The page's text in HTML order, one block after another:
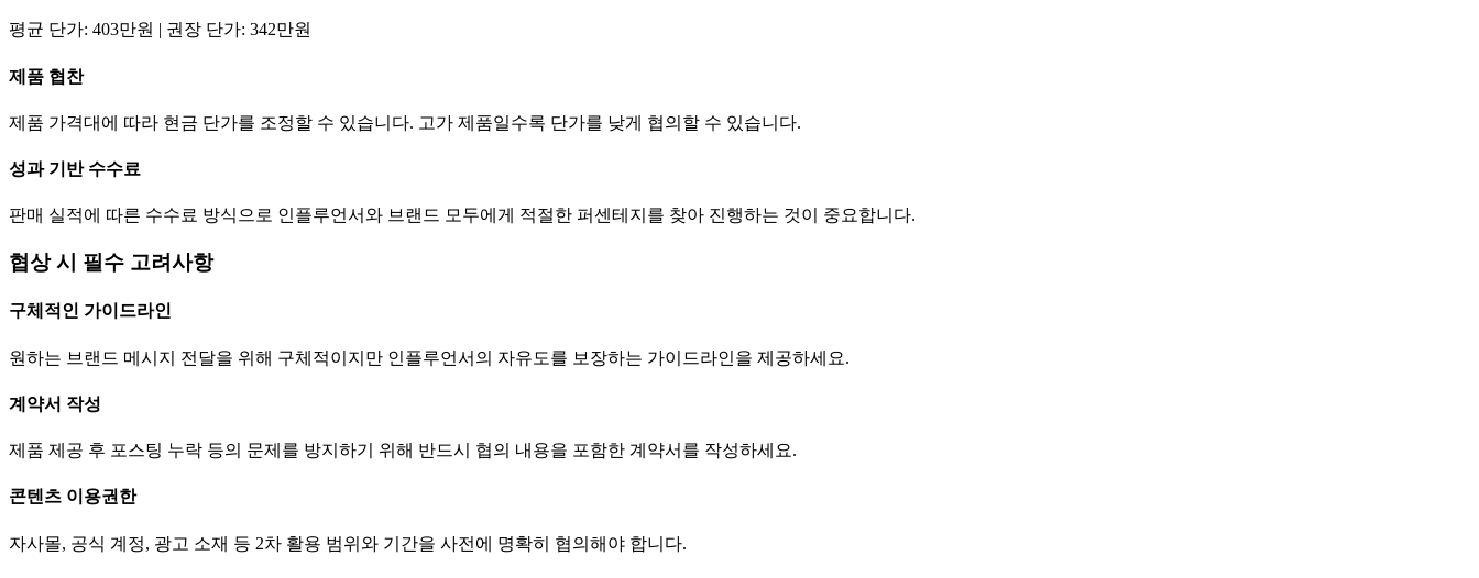
평균 단가: 403만원 | 권장 단가: 342만원
제품 협찬
제품 가격대에 따라 현금 단가를 조정할 수 있습니다. 고가 제품일수록 단가를 낮게 협의할 수 있습니다.
성과 기반 수수료
판매 실적에 따른 수수료 방식으로 인플루언서와 브랜드 모두에게 적절한 퍼센테지를 찾아 진행하는 것이 중요합니다.
협상 시 필수 고려사항
구체적인 가이드라인
원하는 브랜드 메시지 전달을 위해 구체적이지만 인플루언서의 자유도를 보장하는 가이드라인을 제공하세요.
계약서 작성
제품 제공 후 포스팅 누락 등의 문제를 방지하기 위해 반드시 협의 내용을 포함한 계약서를 작성하세요.
콘텐츠 이용권한
자사몰, 공식 계정, 광고 소재 등 2차 활용 범위와 기간을 사전에 명확히 협의해야 합니다.